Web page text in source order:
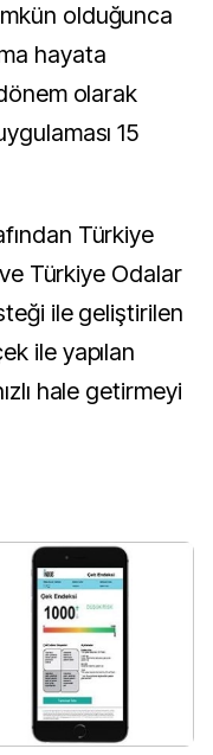
olduğunca
hayata
olarak
15
Türkiye
Türkiye Odalar
ile geliştirilen
ile yapılan
hale getirmeyi